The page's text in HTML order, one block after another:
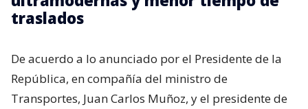
traslados
De acuerdo a lo anunciado por el Presidente de la
República, en compañía del ministro de
Transportes, Juan Carlos Muñoz, y el presidente de